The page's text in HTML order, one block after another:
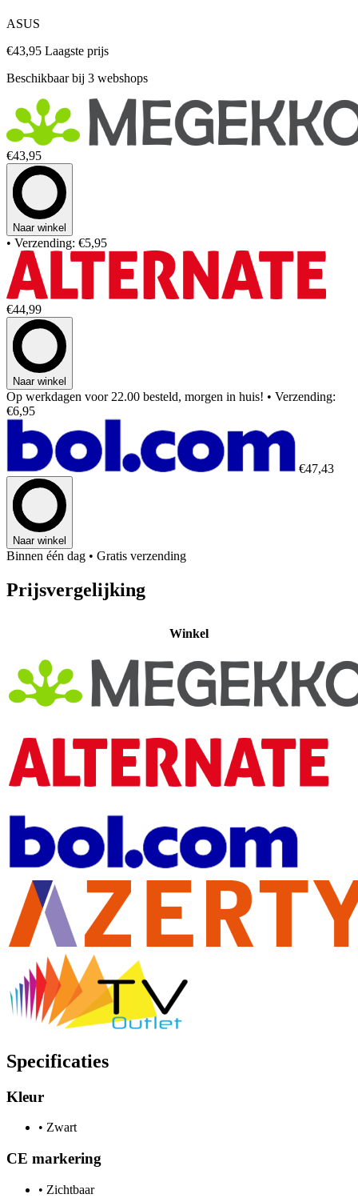
ASUS
€43,95 Laagste prijs
Beschikbaar bij 3 webshops
€43,95
Naar winkel
• Verzending: €5,95
€44,99
Naar winkel
Op werkdagen voor 22.00 besteld, morgen in huis! • Verzending:
€6,95
€47,43
Naar winkel
Binnen één dag • Gratis verzending
Prijsvergelijking
Winkel
Specificaties
Kleur
• Zwart
CE markering
• Zichtbaar